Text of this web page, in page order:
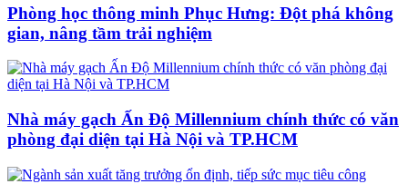
Phòng học thông minh Phục Hưng: Đột phá không
gian, nâng tầm trải nghiệm
Nhà máy gạch Ấn Độ Millennium chính thức có văn
phòng đại diện tại Hà Nội và TP.HCM